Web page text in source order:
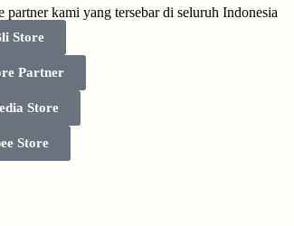
kami yang tersebar di seluruh Indonesia
Store
Partner
Store
Store